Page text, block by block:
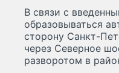
В связи с
образовываться
сторону Санкт-
через Северное
разворотом в